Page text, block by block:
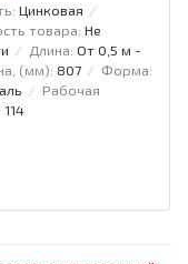
Цинковая
товара: Не
Длина: От 0,5 м -
(мм): 807
Форма:
Рабочая
114